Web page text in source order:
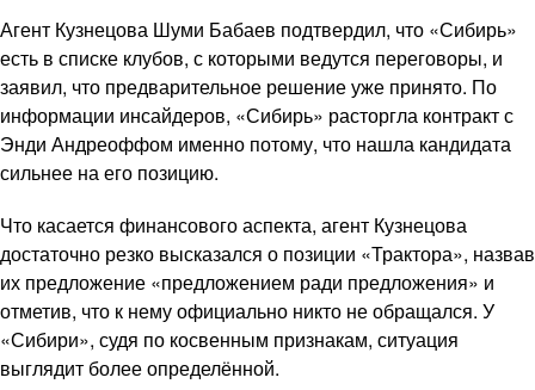
Агент Кузнецова Шуми Бабаев подтвердил, что «Сибирь»
есть в списке клубов, с которыми ведутся переговоры, и
заявил, что предварительное решение уже принято. По
информации инсайдеров, «Сибирь» расторгла контракт с
Энди Андреоффом именно потому, что нашла кандидата
сильнее на его позицию.
Что касается финансового аспекта, агент Кузнецова
достаточно резко высказался о позиции «Трактора», назвав
их предложение «предложением ради предложения» и
отметив, что к нему официально никто не обращался. У
«Сибири», судя по косвенным признакам, ситуация
выглядит более определённой.